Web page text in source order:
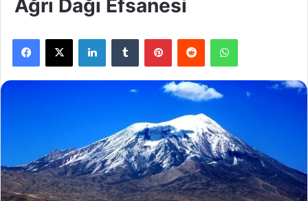
Ağrı Dağı Efsanesi
Facebook
X LinkedInTumblr PinterestReddit WhatsApp